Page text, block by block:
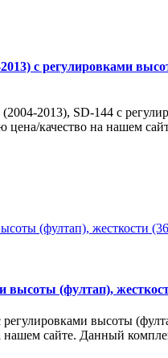
с регулировками
2013), SD-144 с
качество на нашем
(фултап),
высоты
сайте. Данный